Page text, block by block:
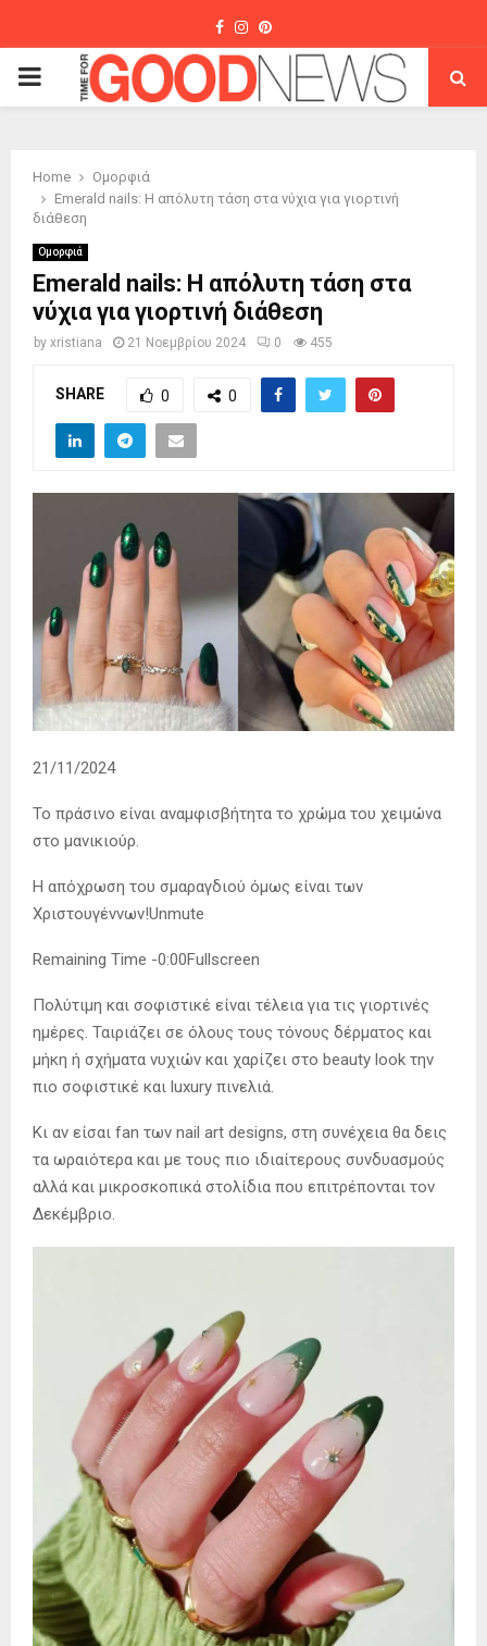
Facebook
Instagram
Pinterest
PRIMARY
Home
Ομορφιά
Emerald nails: Η απόλυτη τάση στα νύχια για γιορτινή
διάθεση
Ομορφιά
Emerald nails: Η απόλυτη τάση στα
νύχια για γιορτινή διάθεση
by xristiana 21 Νοεμβρίου 2024 0 455
SHARE 0 0
21/11/2024
To πράσινο είναι αναμφισβήτητα το χρώμα του χειμώνα
στο μανικιούρ.
Η απόχρωση του σμαραγδιού όμως είναι των
Χριστουγέννων!Unmute
Remaining Time -0:00Fullscreen
Πολύτιμη και σοφιστικέ είναι τέλεια για τις γιορτινές
ημέρες. Ταιριάζει σε όλους τους τόνους δέρματος και
μήκη ή σχήματα νυχιών και χαρίζει στο beauty look την
πιο σοφιστικέ και luxury πινελιά.
Κι αν είσαι fan των nail art designs, στη συνέχεια θα δεις
τα ωραιότερα και με τους πιο ιδιαίτερους συνδυασμούς
αλλά και μικροσκοπικά στολίδια που επιτρέπονται τον
Δεκέμβριο.